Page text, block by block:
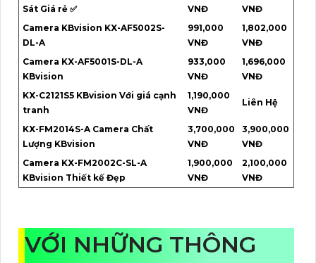
Sát Giá rẻ ✅
VNĐ
VNĐ
Camera KBvision KX-AF5002S-
DL-A
991,000
VNĐ
1,802,000
VNĐ
Camera KX-AF5001S-DL-A
KBvision
933,000
VNĐ
1,696,000
VNĐ
KX-C2121S5 KBvision Với giá cạnh
tranh
1,190,000
VNĐ
Liên Hệ
KX-FM2014S-A Camera Chất
Lượng KBvision
3,700,000
VNĐ
3,900,000
VNĐ
Camera KX-FM2002C-SL-A
KBvision Thiết kế Đẹp
1,900,000
VNĐ
2,100,000
VNĐ
VỚI NHỮNG THÔNG